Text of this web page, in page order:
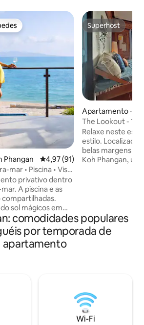
Phangan 4,97 de uma avaliação média
4,97 (91)
mar • Piscina • Vista
de 2 quartos
privativo dentro
A piscina e as
compartilhadas.
sol mágicos em
neste
e bem iluminado
30 metros da
mercado noturno e
com o som das
Superhost
Superhost
Apartamento ⋅
The Lookout - 1
vista para o mar
Relaxe neste
estilo. Localizado
belas margens da
Koh Phangan,
marinha azul,
equipada, cama
aconchegante,
comodidades populares
por temporada de
apartamento
Wi-Fi